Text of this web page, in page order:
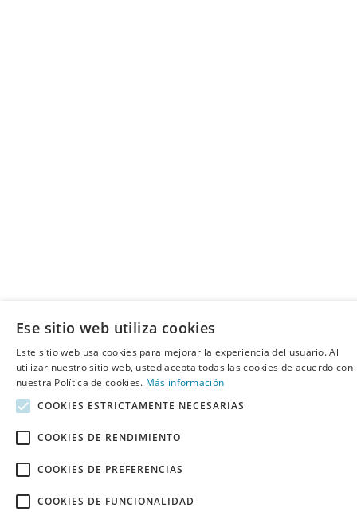
Ese sitio web utiliza cookies
Este sitio web usa cookies para mejorar la experiencia del usuario. Al
utilizar nuestro sitio web, usted acepta todas las cookies de acuerdo con
nuestra Política de cookies. Más información
COOKIES ESTRICTAMENTE NECESARIAS
COOKIES DE RENDIMIENTO
COOKIES DE PREFERENCIAS
COOKIES DE FUNCIONALIDAD